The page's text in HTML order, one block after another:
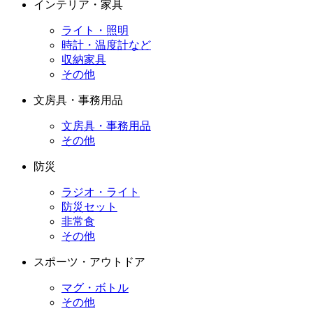
インテリア・家具
ライト・照明
時計・温度計など
収納家具
その他
文房具・事務用品
文房具・事務用品
その他
防災
ラジオ・ライト
防災セット
非常食
その他
スポーツ・アウトドア
マグ・ボトル
その他